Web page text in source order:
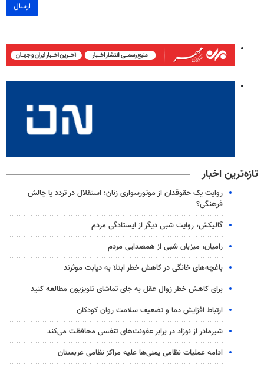
ارسال
تازه‌ترین اخبار
روایت یک حقوقدان از موتورسواری زنان؛ استقلال در تردد یا چالش
فرهنگی؟
گالیکش، روایت شبی دیگر از ایستادگی مردم
رامیان، میزبان شبی از همصدایی مردم
باغچه‌های خانگی در کاهش خطر ابتلا به دیابت موثرند
برای کاهش خطر زوال عقل به جای تماشای تلویزیون مطالعه کنید
ارتباط افزایش دما و تضعیف سلامت روان کودکان
شیرمادر از نوزاد در برابر عفونت‌های تنفسی محافظت می‌کند
ادامه عملیات نظامی یمنی‌ها علیه مراکز نظامی عربستان